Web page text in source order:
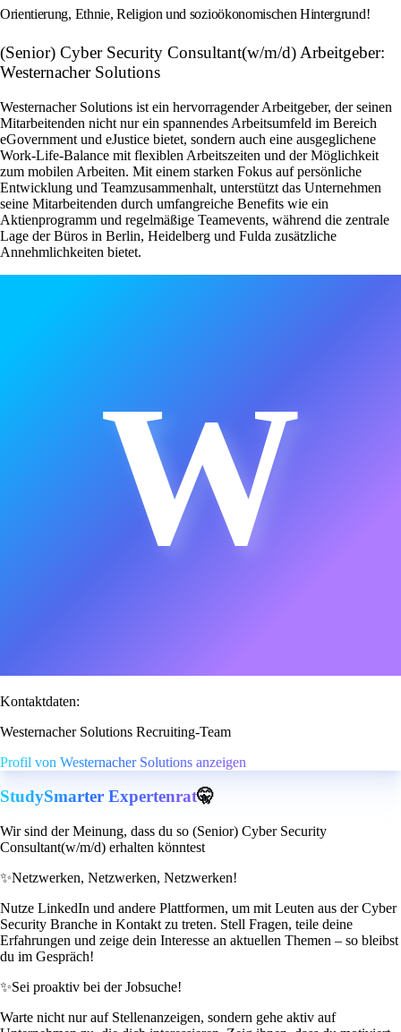
Orientierung, Ethnie, Religion und sozioökonomischen Hintergrund!
(Senior) Cyber Security Consultant(w/m/d) Arbeitgeber:
Westernacher Solutions
Westernacher Solutions ist ein hervorragender Arbeitgeber, der seinen
Mitarbeitenden nicht nur ein spannendes Arbeitsumfeld im Bereich
eGovernment und eJustice bietet, sondern auch eine ausgeglichene
Work-Life-Balance mit flexiblen Arbeitszeiten und der Möglichkeit
zum mobilen Arbeiten. Mit einem starken Fokus auf persönliche
Entwicklung und Teamzusammenhalt, unterstützt das Unternehmen
seine Mitarbeitenden durch umfangreiche Benefits wie ein
Aktienprogramm und regelmäßige Teamevents, während die zentrale
Lage der Büros in Berlin, Heidelberg und Fulda zusätzliche
Annehmlichkeiten bietet.
W
Kontaktdaten:
Westernacher Solutions Recruiting-Team
Profil von Westernacher Solutions anzeigen
StudySmarter Expertenrat🤫
Wir sind der Meinung, dass du so (Senior) Cyber Security
Consultant(w/m/d) erhalten könntest
✨Netzwerken, Netzwerken, Netzwerken!
Nutze LinkedIn und andere Plattformen, um mit Leuten aus der Cyber
Security Branche in Kontakt zu treten. Stell Fragen, teile deine
Erfahrungen und zeige dein Interesse an aktuellen Themen – so bleibst
du im Gespräch!
✨Sei proaktiv bei der Jobsuche!
Warte nicht nur auf Stellenanzeigen, sondern gehe aktiv auf